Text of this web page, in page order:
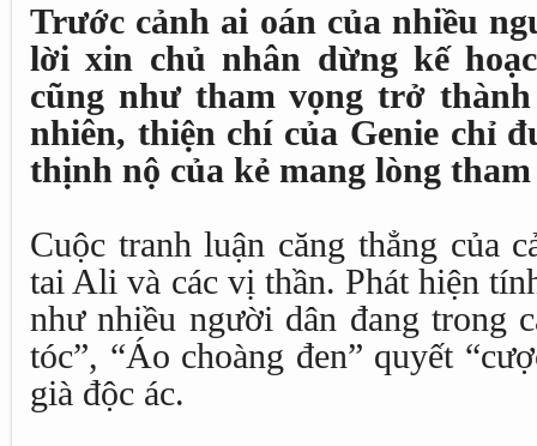
Trước cảnh ai oán của nhiều
lời xin chủ nhân dừng kế
cũng như tham vọng trở
nhiên, thiện chí của Genie chỉ
thịnh nộ của kẻ mang lòng
Cuộc tranh luận căng thẳng của
tai Ali và các vị thần. Phát hiện
như nhiều người dân đang trong
tóc”, “Áo choàng đen” quyết
già độc ác.